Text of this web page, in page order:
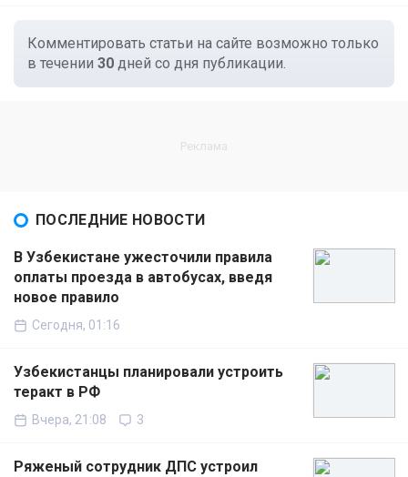
Комментировать статьи на сайте возможно только
в течении 30 дней со дня публикации.
ПОСЛЕДНИЕ НОВОСТИ
В Узбекистане ужесточили правила
оплаты проезда в автобусах, введя
новое правило
Сегодня, 01:16
Узбекистанцы планировали устроить
теракт в РФ
Вчера, 21:08 3
Ряженый сотрудник ДПС устроил